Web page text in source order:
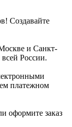
Создавайте
и Санкт-
России.
платежном
оформите заказ